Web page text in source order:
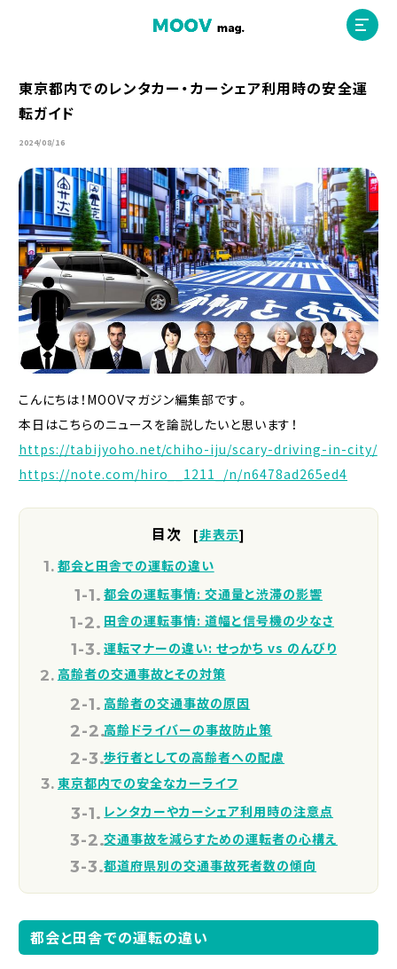
ホーム
運営会社
MOOVマガジン利用規約
お問合せ
人材募集（ライター、配車スタッフ、デザイナー）
東京都内でのレンタカー・カーシェア利用時の安全運
転ガイド
2024/08/16
こんにちは！MOOVマガジン編集部です。
本日はこちらのニュースを論説したいと思います！
https://tabijyoho.net/chiho-iju/scary-driving-in-city/
https://note.com/hiro__1211_/n/n6478ad265ed4
目次 [非表示]
都会と田舎での運転の違い
都会の運転事情: 交通量と渋滞の影響
田舎の運転事情: 道幅と信号機の少なさ
運転マナーの違い: せっかち vs のんびり
高齢者の交通事故とその対策
高齢者の交通事故の原因
高齢ドライバーの事故防止策
歩行者としての高齢者への配慮
東京都内での安全なカーライフ
レンタカーやカーシェア利用時の注意点
交通事故を減らすための運転者の心構え
都道府県別の交通事故死者数の傾向
都会と田舎での運転の違い